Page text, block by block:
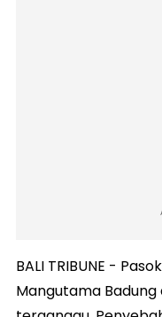
BALI TRIBUNE -
Mangutama Badung